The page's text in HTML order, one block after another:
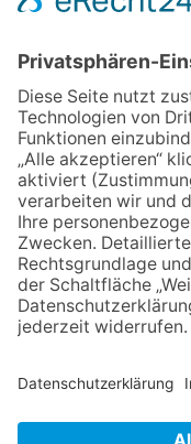
06.08.2026
06.08.2026
06.08.2026
06.08.2026